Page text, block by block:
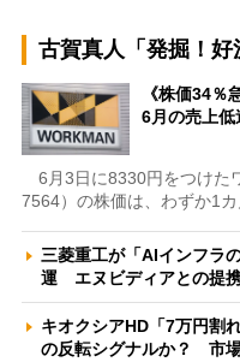
古賀真人「発掘！好
《株価34％
6月の売上
6月3日に8330円をつけた
7564）の株価は、わずか1
三菱重工が「AIインフラ
運 エヌビディアとの提
キオクシアHD「7万円割
の反転シグナルか？ 市